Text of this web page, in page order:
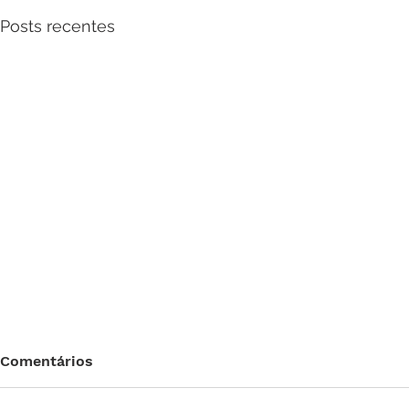
Posts recentes
Comentários